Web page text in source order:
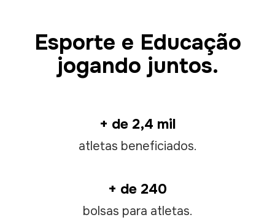
Esporte e Educação
jogando juntos.
+ de 2,4 mil
atletas beneficiados.
+ de 240
bolsas para atletas.